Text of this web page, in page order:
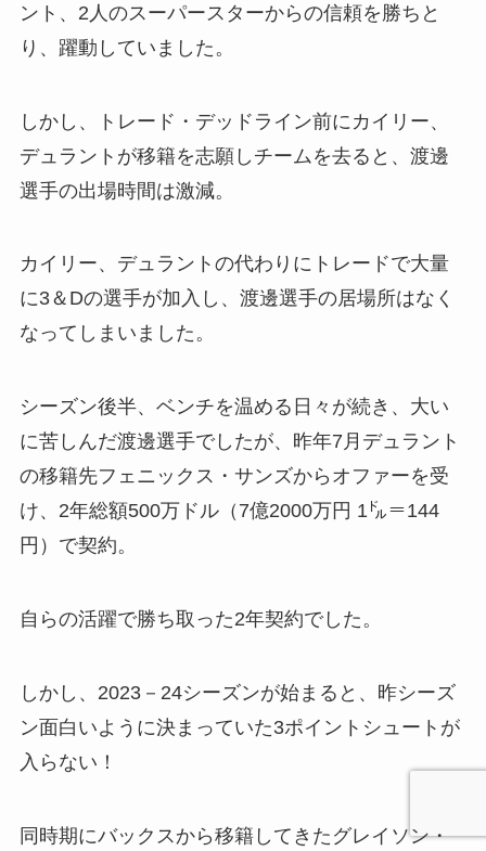
ント、2人のスーパースターからの信頼を勝ちと
り、躍動していました。
しかし、トレード・デッドライン前にカイリー、
デュラントが移籍を志願しチームを去ると、渡邊
選手の出場時間は激減。
カイリー、デュラントの代わりにトレードで大量
に3＆Dの選手が加入し、渡邊選手の居場所はなく
なってしまいました。
シーズン後半、ベンチを温める日々が続き、大い
に苦しんだ渡邊選手でしたが、昨年7月デュラント
の移籍先フェニックス・サンズからオファーを受
け、2年総額500万ドル（7億2000万円 1㌦＝144
円）で契約。
自らの活躍で勝ち取った2年契約でした。
しかし、2023－24シーズンが始まると、昨シーズ
ン面白いように決まっていた3ポイントシュートが
入らない！
同時期にバックスから移籍してきたグレイソン・